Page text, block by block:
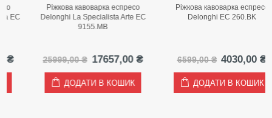
Ріжкова кавоварка еспресо
Delonghi La Specialista Arte EC
9155.MB
25999,00₴ Оригінальна
25999,00 ₴.
17657,00₴Поточна
17657,00 ₴.
ДОДАТИ В КОШИК
Ріжкова кавоварка еспресо
Delonghi EC 260.BK
6599,00₴ Оригінальна
6599,00 ₴.
4030,00₴
ДОДАТИ В КОШИК